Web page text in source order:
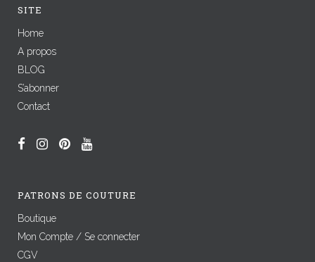
SITE
Home
A propos
BLOG
S’abonner
Contact
PATRONS DE COUTURE
Boutique
Mon Compte / Se connecter
CGV